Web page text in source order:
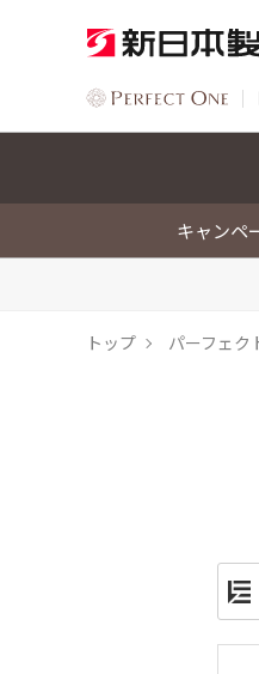
キャンペ
トップ パーフェク